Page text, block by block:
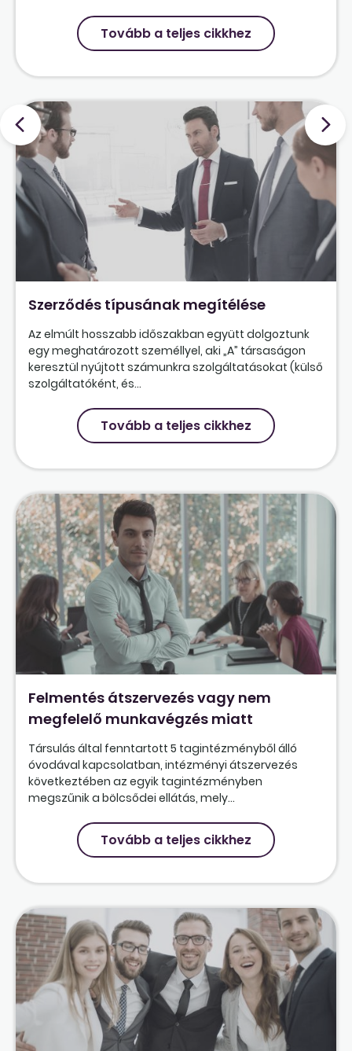
Tovább a teljes cikkhez
Szerződés típusának megítélése
Az elmúlt hosszabb időszakban együtt dolgoztunk
egy meghatározott személlyel, aki „A” társaságon
keresztül nyújtott számunkra szolgáltatásokat (külső
szolgáltatóként, és...
Tovább a teljes cikkhez
Felmentés átszervezés vagy nem
megfelelő munkavégzés miatt
Társulás által fenntartott 5 tagintézményből álló
óvodával kapcsolatban, intézményi átszervezés
következtében az egyik tagintézményben
megszűnik a bölcsődei ellátás, mely...
Tovább a teljes cikkhez